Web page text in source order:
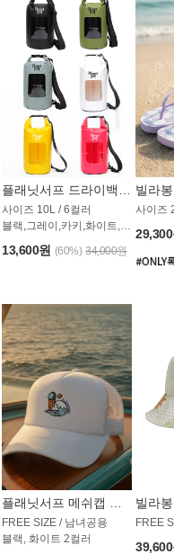
사이즈 10L / 6컬러
블랙,그레이,카키,화이트,옐로우,핑크
13,600원 (60%) 34,000원
사이즈
29,300
FREE SIZE / 남녀공용
블랙, 화이트 2컬러
FREE
39,600